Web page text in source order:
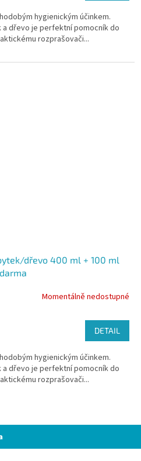
hygienickým účinkem.
dřevo je perfektní pomocník do
rozprašovači...
dřevo 400 ml + 100 ml
Momentálně nedostupné
DETAIL
hygienickým účinkem.
dřevo je perfektní pomocník do
rozprašovači...